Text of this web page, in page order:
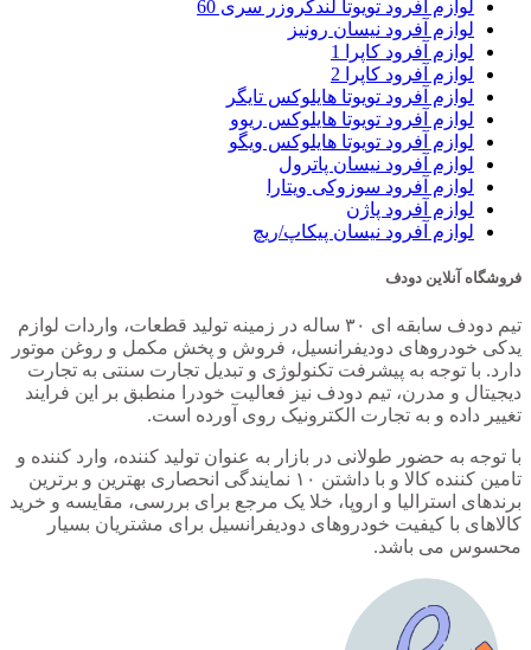
لوازم آفرود تویوتا لندکروزر سری 60
لوازم آفرود نیسان رونیز
لوازم آفرود کاپرا 1
لوازم آفرود کاپرا 2
لوازم آفرود تویوتا هایلوکس تایگر
لوازم آفرود تویوتا هایلوکس ریوو
لوازم آفرود تویوتا هایلوکس ویگو
لوازم آفرود نیسان پاترول
لوازم آفرود سوزوکی ویتارا
لوازم آفرود پاژن
لوازم آفرود نیسان پیکاپ/ریچ
فروشگاه آنلاین دودف
تیم دودف سابقه ای ۳۰ ساله در زمینه تولید قطعات، واردات لوازم
یدکی خودروهای دودیفرانسیل، فروش و پخش مکمل و روغن موتور
دارد. با توجه به پیشرفت تکنولوژی و تبدیل تجارت سنتی به تجارت
دیجیتال و مدرن، تیم دودف نیز فعالیت خودرا منطبق بر این فرایند
تغییر داده و به تجارت الکترونیک روی آورده است.
با توجه به حضور طولانی در بازار به عنوان تولید کننده، وارد کننده و
تامین کننده کالا و با داشتن ۱۰ نمایندگی انحصاری بهترین و برترین
برندهای استرالیا و اروپا، خلا یک مرجع برای بررسی، مقایسه و خرید
کالاهای با کیفیت خودروهای دودیفرانسیل برای مشتریان بسیار
محسوس می باشد.